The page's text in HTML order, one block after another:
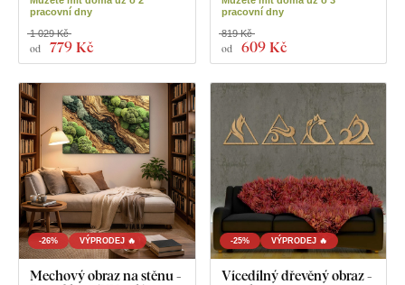
pracovní dny
od 779 Kč
1 029 Kč
pracovní dny
od 609 Kč
819 Kč
-26% VÝPRODEJ 🔥
Mechový obraz na stěnu -
-25% VÝPRODEJ 🔥
Vícedílný dřevěný obraz -